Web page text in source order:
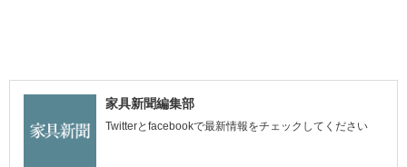
家具新聞編集部
Twitterとfacebookで最新情報をチェックしてください